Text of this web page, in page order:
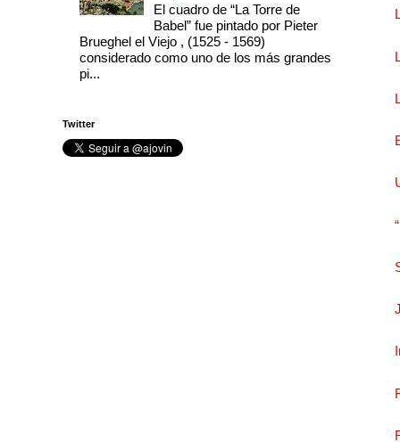
El cuadro de “La Torre de
Babel” fue pintado por Pieter
Brueghel el Viejo , (1525 - 1569)
considerado como uno de los más grandes
pi...
Twitter